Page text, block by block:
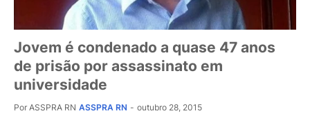
Jovem é condenado a quase 47 anos
de prisão por assassinato em
universidade
Por ASSPRA RN ASSPRA RN - outubro 28, 2015